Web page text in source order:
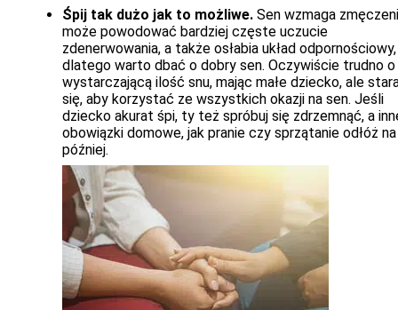
Śpij tak dużo jak to możliwe. Sen wzmaga
może powodować bardziej częste uczucie
zdenerwowania, a także osłabia układ odpornościowy,
dlatego warto dbać o dobry sen. Oczywiście trudno o
wystarczającą ilość snu, mając małe dziecko, ale
się, aby korzystać ze wszystkich okazji na sen. Jeśli
dziecko akurat śpi, ty też spróbuj się zdrzemnąć, a
obowiązki domowe, jak pranie czy sprzątanie odłóż na
później.